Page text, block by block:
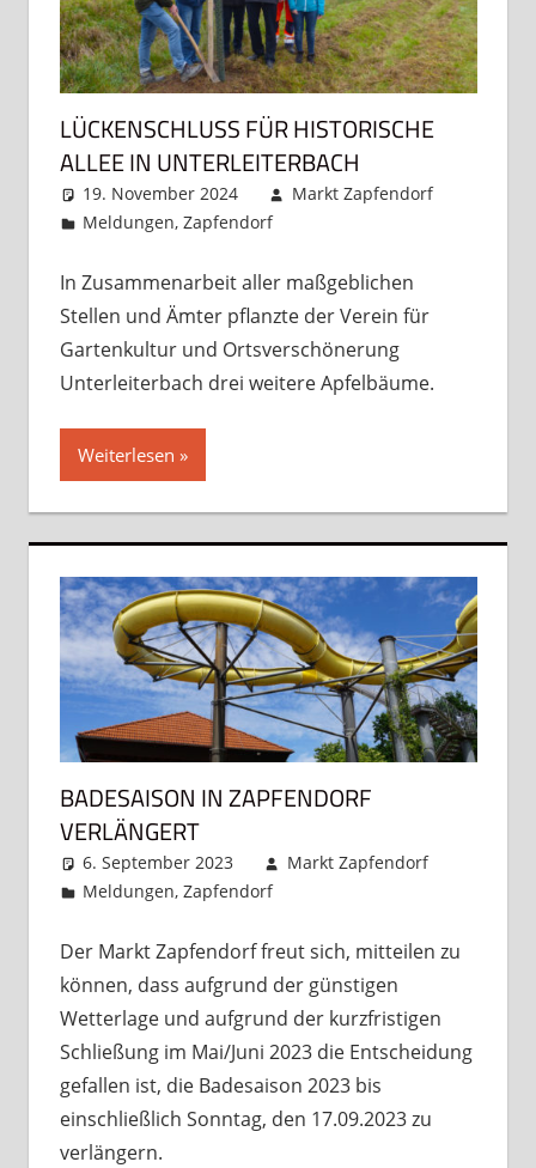
LÜCKENSCHLUSS FÜR HISTORISCHE
ALLEE IN UNTERLEITERBACH
19. November 2024
Markt Zapfendorf
Meldungen,Zapfendorf
In Zusammenarbeit aller maßgeblichen
Stellen und Ämter pflanzte der Verein für
Gartenkultur und Ortsverschönerung
Unterleiterbach drei weitere Apfelbäume.
Weiterlesen
BADESAISON IN ZAPFENDORF
VERLÄNGERT
6. September 2023
Markt Zapfendorf
Meldungen,Zapfendorf
Der Markt Zapfendorf freut sich, mitteilen zu
können, dass aufgrund der günstigen
Wetterlage und aufgrund der kurzfristigen
Schließung im Mai/Juni 2023 die Entscheidung
gefallen ist, die Badesaison 2023 bis
einschließlich Sonntag, den 17.09.2023 zu
verlängern.